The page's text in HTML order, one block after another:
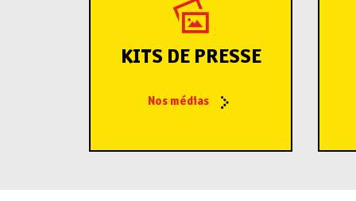
KITS DE PRESSE
Nos médias